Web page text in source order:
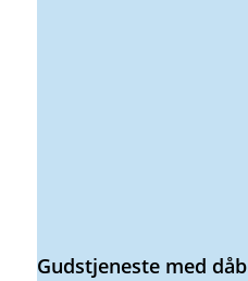
Gudstjeneste med dåb